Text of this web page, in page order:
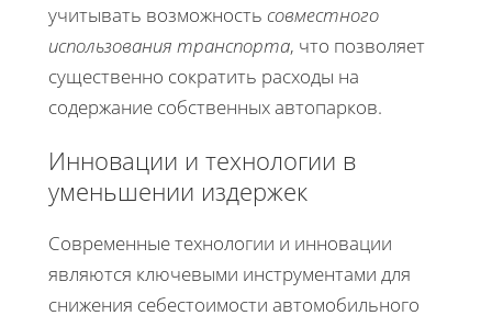
учитывать возможность совместного
использования транспорта, что позволяет
существенно сократить расходы на
содержание собственных автопарков.
Инновации и технологии в
уменьшении издержек
Современные технологии и инновации
являются ключевыми инструментами для
снижения себестоимости автомобильного